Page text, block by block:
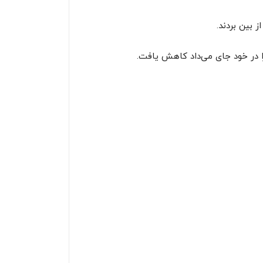
بین بردند.
در خود جای می‌داد کاهش یافت.